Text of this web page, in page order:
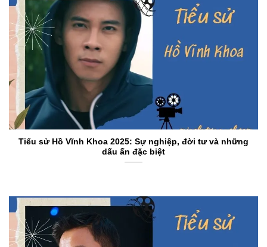
Tiểu sử Hồ Vĩnh Khoa 2025: Sự nghiệp, đời tư và những
dấu ấn đặc biệt